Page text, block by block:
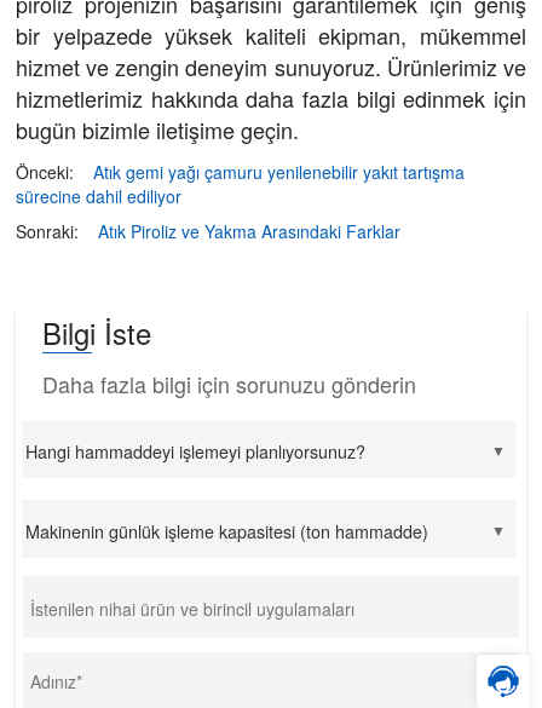
bir yelpazede yüksek kaliteli ekipman, mükemmel
hizmet ve zengin deneyim sunuyoruz. Ürünlerimiz ve
hizmetlerimiz hakkında daha fazla bilgi edinmek için
bugün bizimle iletişime geçin.
Önceki:
Atık gemi yağı çamuru yenilenebilir yakıt tartışma
sürecine dahil ediliyor
Sonraki:
Atık Piroliz ve Yakma Arasındaki Farklar
Bilgi İste
Daha fazla bilgi için sorunuzu gönderin